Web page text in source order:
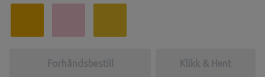
Forhåndsbestill Klikk & Hent